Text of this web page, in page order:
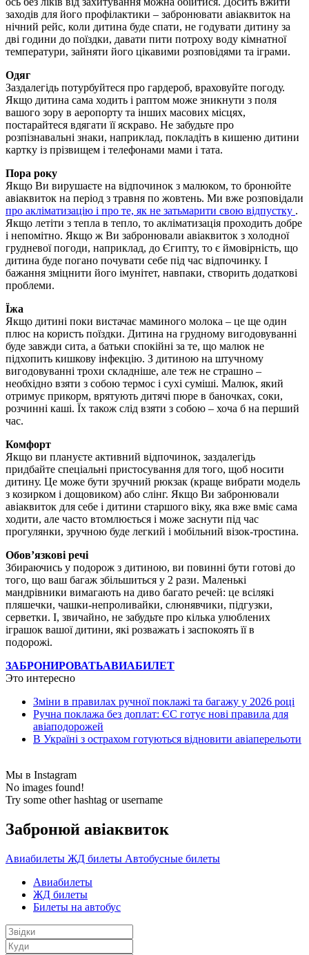
заходів для його профілактики – забронювати авіаквиток на
нічний рейс, коли дитина буде спати, не годувати дитину за
дві години до поїздки, давати пити потроху воду кімнатної
температури, зайняти його цікавими розповідями та іграми.
Одяг
Заздалегідь потурбуйтеся про гардероб, враховуйте погоду.
Якщо дитина сама ходить і раптом може зникнути з поля
вашого зору в аеропорту та інших масових місцях,
постарайтеся вдягати її яскраво. Не забудьте про
розпізнавальні знаки, наприклад, покладіть в кишеню дитини
картку із прізвищем і телефонами мами і тата.
Пора року
Якщо Ви вирушаєте на відпочинок з малюком, то бронюйте
авіаквиток на період з травня по жовтень. Ми вже розповідали
про акліматизацію і про те, як не затьмарити свою відпустку .
Якщо летіти з тепла в тепло, то акліматизація проходить добре
і непомітно. Якщо ж Ви забронювали авіаквиток з холодної
грудневої погоди, наприклад, до Єгипту, то є ймовірність, що
дитина буде погано почувати себе під час відпочинку. І
бажання зміцнити його імунітет, навпаки, створить додаткові
проблеми.
Їжа
Якщо дитині поки вистачає маминого молока – це ще один
плюс на користь поїздки. Дитина на грудному вигодовуванні
буде завжди сита, а батьки спокійні за те, що малюк не
підхопить кишкову інфекцію. З дитиною на штучному
вигодовуванні трохи складніше, але теж не страшно –
необхідно взяти з собою термос і сухі суміші. Малюк, який
отримує прикорм, врятують дитячі пюре в баночках, соки,
розчинні каші. Їх також слід взяти з собою – хоча б на перший
час.
Комфорт
Якщо ви плануєте активний відпочинок, заздалегідь
придбайте спеціальні пристосування для того, щоб носити
дитину. Це може бути зручний рюкзак (краще вибрати модель
з козирком і дощовиком) або слінг. Якщо Ви забронювали
авіаквиток для себе і дитини старшого віку, яка вже вміє сама
ходити, але часто втомлюється і може заснути під час
прогулянки, зручною буде легкий і мобільний візок-тростина.
Обов’язкові речі
Збираючись у подорож з дитиною, ви повинні бути готові до
того, що ваш багаж збільшиться у 2 рази. Маленькі
мандрівники вимагають на диво багато речей: це всілякі
пляшечки, чашки-непроливайки, слюнявчики, підгузки,
серветки. І, звичайно, не забудьте про кілька улюблених
іграшок вашої дитини, які розважать і заспокоять її в
подорожі.
ЗАБРОНИРОВАТЬАВИАБИЛЕТ
Это интересно
Зміни в правилах ручної поклажі та багажу у 2026 році
Ручна поклажа без доплат: ЄС готує нові правила для
авіаподорожей
В Україні з острахом готуються відновити авіаперельоти
Мы в Instagram
No images found!
Try some other hashtag or username
Забронюй авiаквиток
Авиабилеты ЖД билеты Автобусные билеты
Авиабилеты
ЖД билеты
Билеты на автобус